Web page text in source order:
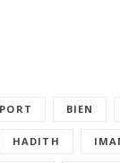
BIEN
HADITH